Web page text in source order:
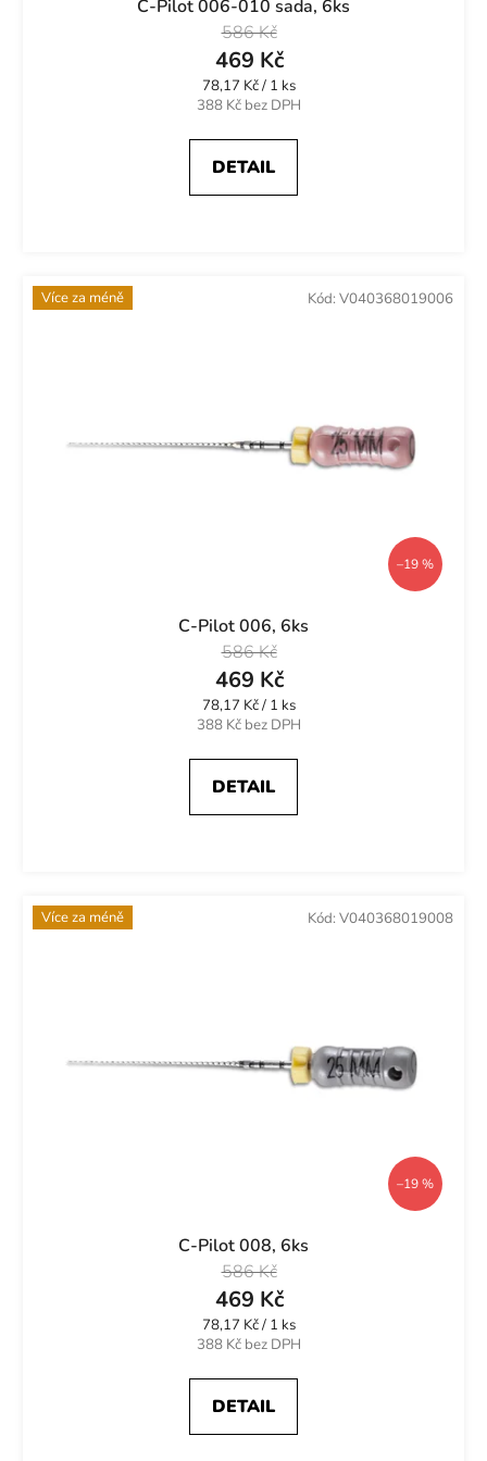
C-Pilot 006-010 sada, 6ks
388 Kč bez DPH
469 Kč
586 Kč
Měrná
cena:
78,17 Kč / 1 ks
DETAIL
Více za méně
–19 %
C-Pilot 006, 6ks
388 Kč bez DPH
469 Kč
586 Kč
Měrná
cena:
78,17 Kč / 1 ks
DETAIL
Kód: V040368019006
Více za méně
–19 %
C-Pilot 008, 6ks
388 Kč bez DPH
469 Kč
586 Kč
Měrná
cena:
78,17 Kč / 1 ks
DETAIL
Kód: V040368019008